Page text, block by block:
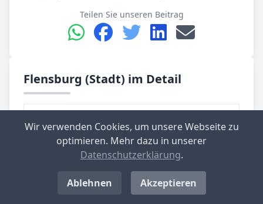
Teilen Sie unseren Beitrag
Flensburg (Stadt) im Detail
Flensburg
Wir verwenden Cookies, um unsere Webseite zu
optimieren. Mehr dazu in unserer
Datenschutzerklärung.
Ablehnen Akzeptieren